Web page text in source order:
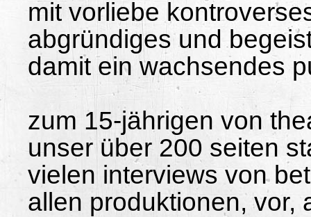
mit vorliebe
abgründiges und
damit ein wachsendes
zum 15-jährigen von
unser über 200 seiten
vielen interviews von
allen produktionen, vor,